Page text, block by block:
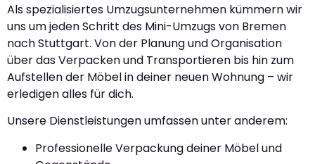
Als spezialisiertes Umzugsunternehmen kümmern wir
uns um jeden Schritt des Mini-Umzugs von Bremen
nach Stuttgart. Von der Planung und Organisation
über das Verpacken und Transportieren bis hin zum
Aufstellen der Möbel in deiner neuen Wohnung – wir
erledigen alles für dich.
Unsere Dienstleistungen umfassen unter anderem:
Professionelle Verpackung deiner Möbel und